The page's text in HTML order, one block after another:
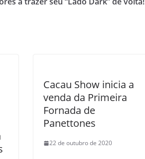
Cacau Show inicia a
venda da Primeira
Fornada de
Panettones
22 de outubro de 2020